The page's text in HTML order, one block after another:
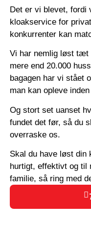
Det er vi blevet, fordi
kloakservice for
konkurrenter kan
Vi har nemlig løst tæt
mere end 20.000
bagagen har vi stået
man kan opleve
Og stort set uanset
fundet det før, så du
overraske os.
Skal du have løst din
hurtigt, effektivt og til
familie, så ring med